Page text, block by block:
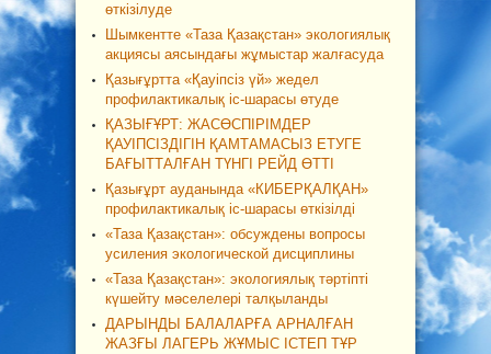
өткізілуде
Шымкентте «Таза Қазақстан» экологиялық
акциясы аясындағы жұмыстар жалғасуда
Қазығұртта «Қауіпсіз үй» жедел
профилактикалық іс-шарасы өтуде
ҚАЗЫҒҰРТ: ЖАСӨСПІРІМДЕР
ҚАУІПСІЗДІГІН ҚАМТАМАСЫЗ ЕТУГЕ
БАҒЫТТАЛҒАН ТҮНГІ РЕЙД ӨТТІ
Қазығұрт ауданында «КИБЕРҚАЛҚАН»
профилактикалық іс-шарасы өткізілді
«Таза Қазақстан»: обсуждены вопросы
усиления экологической дисциплины
«Таза Қазақстан»: экологиялық тәртіпті
күшейту мәселелері талқыланды
ДАРЫНДЫ БАЛАЛАРҒА АРНАЛҒАН
ЖАЗҒЫ ЛАГЕРЬ ЖҰМЫС ІСТЕП ТҰР